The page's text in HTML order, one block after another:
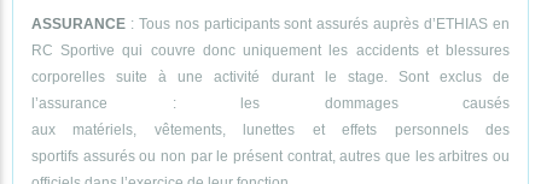
ASSURANCE : Tous nos participants sont assurés auprès d’ETHIAS en
RC Sportive qui couvre donc uniquement les accidents et blessures
corporelles suite à une activité durant le stage. Sont exclus de
l’assurance : les dommages causés
aux matériels, vêtements, lunettes et effets personnels des
sportifs assurés ou non par le présent contrat, autres que les arbitres ou